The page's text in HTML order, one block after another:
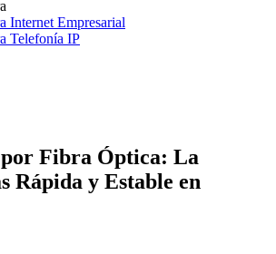
Internet Empresarial
Telefonía IP
Fibra Óptica: La
Rápida y Estable en